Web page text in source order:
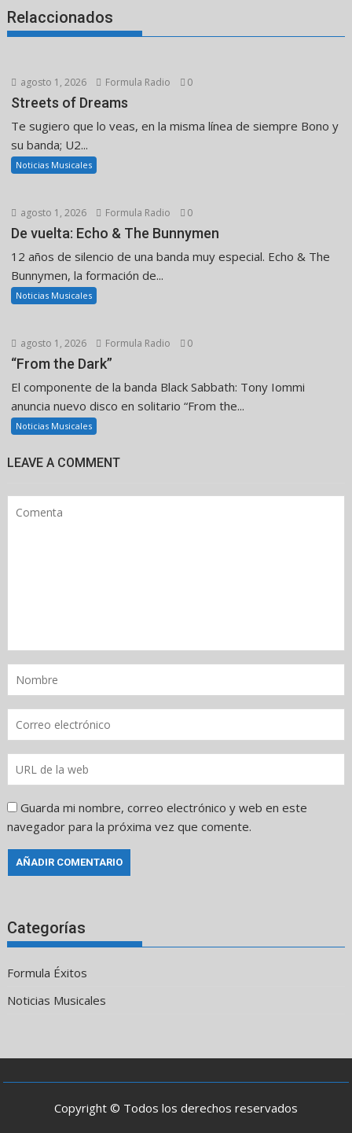
Relaccionados
agosto 1, 2026 Formula Radio 0
Streets of Dreams
Te sugiero que lo veas, en la misma línea de siempre Bono y
su banda; U2...
Noticias Musicales
agosto 1, 2026 Formula Radio 0
De vuelta: Echo & The Bunnymen
12 años de silencio de una banda muy especial. Echo & The
Bunnymen, la formación de...
Noticias Musicales
agosto 1, 2026 Formula Radio 0
“From the Dark”
El componente de la banda Black Sabbath: Tony Iommi
anuncia nuevo disco en solitario “From the...
Noticias Musicales
LEAVE A COMMENT
Guarda mi nombre, correo electrónico y web en este
navegador para la próxima vez que comente.
Categorías
Formula Éxitos
Noticias Musicales
Copyright © Todos los derechos reservados